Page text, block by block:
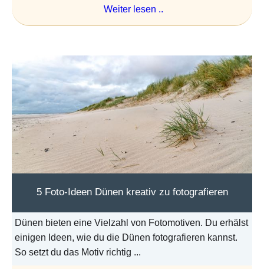
Weiter lesen ..
5 Foto-Ideen Dünen kreativ zu fotografieren
Dünen bieten eine Vielzahl von Fotomotiven. Du erhälst
einigen Ideen, wie du die Dünen fotografieren kannst.
So setzt du das Motiv richtig ...